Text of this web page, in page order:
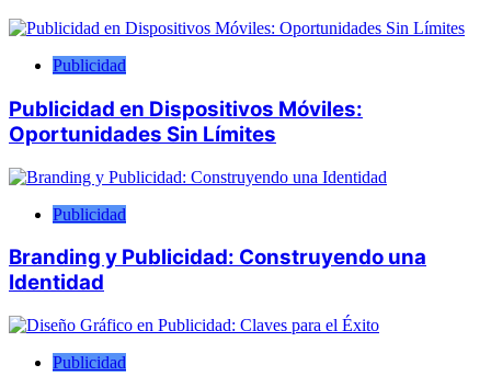
Publicidad
Publicidad en Dispositivos Móviles:
Oportunidades Sin Límites
Publicidad
Branding y Publicidad: Construyendo una
Identidad
Publicidad